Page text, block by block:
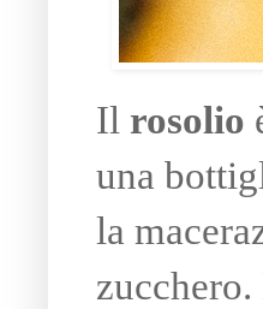
Il rosolio
una
la